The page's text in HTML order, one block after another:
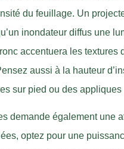
du feuillage. Un
inondateur diffus une
accentuera les textures
aussi à la hauteur
sur pied ou des
demande également une
optez pour une